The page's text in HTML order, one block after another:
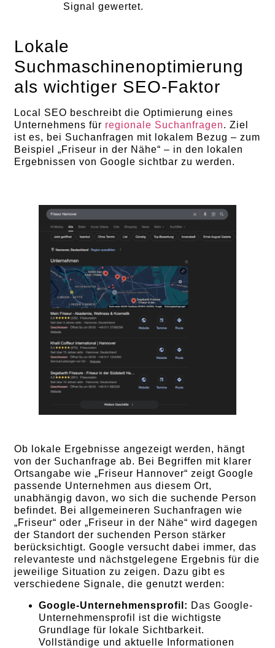
Signal gewertet.
Lokale
Suchmaschinenoptimierung
als wichtiger SEO-Faktor
Local SEO beschreibt die Optimierung eines
Unternehmens für regionale Suchanfragen. Ziel
ist es, bei Suchanfragen mit lokalem Bezug – zum
Beispiel „Friseur in der Nähe“ – in den lokalen
Ergebnissen von Google sichtbar zu werden.
Ob lokale Ergebnisse angezeigt werden, hängt
von der Suchanfrage ab. Bei Begriffen mit klarer
Ortsangabe wie „Friseur Hannover“ zeigt Google
passende Unternehmen aus diesem Ort,
unabhängig davon, wo sich die suchende Person
befindet. Bei allgemeineren Suchanfragen wie
„Friseur“ oder „Friseur in der Nähe“ wird dagegen
der Standort der suchenden Person stärker
berücksichtigt. Google versucht dabei immer, das
relevanteste und nächstgelegene Ergebnis für die
jeweilige Situation zu zeigen. Dazu gibt es
verschiedene Signale, die genutzt werden:
Google-Unternehmensprofil: Das Google-
Unternehmensprofil ist die wichtigste
Grundlage für lokale Sichtbarkeit.
Vollständige und aktuelle Informationen